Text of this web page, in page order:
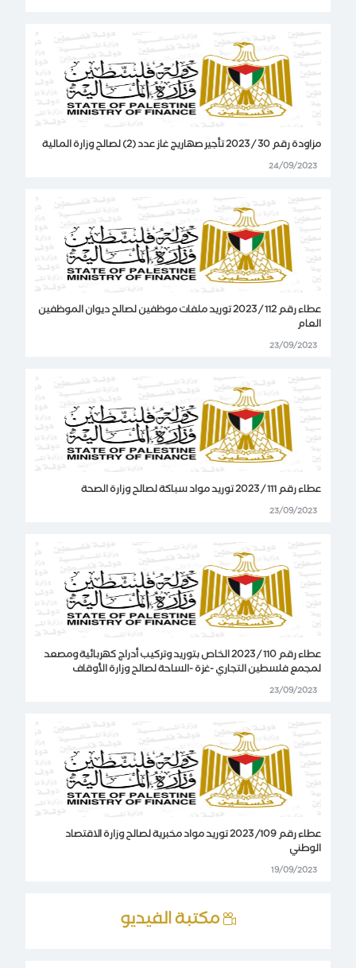
مزاودة رقم 30 / 2023 تأجير صهاريج غاز عدد (2) لصالح وزارة المالية
24/09/2023
عطاء رقم 112 / 2023 توريد ملفات موظفين لصالح ديوان الموظفين
العام
23/09/2023
عطاء رقم 111 / 2023 توريد مواد سباكة لصالح وزارة الصحة
23/09/2023
عطاء رقم 110 / 2023 الخاص بتوريد وتركيب أدراج كهربائية ومصعد
لمجمع فلسطين التجاري -غزة -الساحة لصالح وزارة الأوقاف
23/09/2023
عطاء رقم 109/ 2023 توريد مواد مخبرية لصالح وزارة الاقتصاد
الوطني
19/09/2023
مكتبة الفيديو